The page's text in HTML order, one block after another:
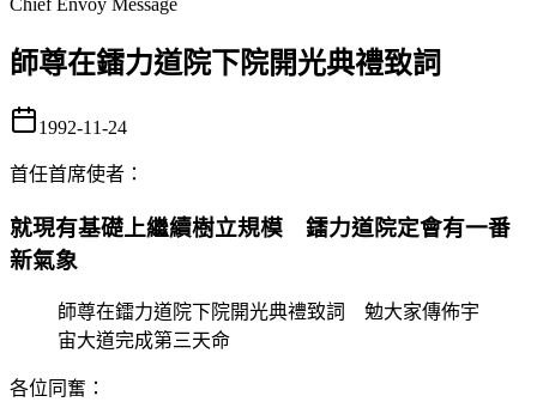
Chief Envoy Message
師尊在鐳力道院下院開光典禮致詞
1992-11-24
首任首席使者 ：
就現有基礎上繼續樹立規模 鐳力道院定會有一番
新氣象
師尊在鐳力道院下院開光典禮致詞 勉大家傳佈宇
宙大道完成第三天命
各位同奮：